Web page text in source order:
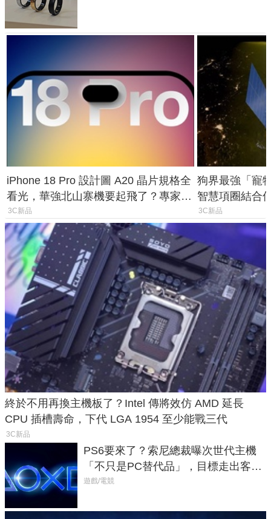
iPhone 18 Pro 設計圖 A20 晶片規格全
看光，華強北山寨機要起飛了？專家曝
山寨機無法復刻兩大關鍵
3C新品
狗界最強「寵
智慧項圈結合
谷也能精準找
3C新品
終於不用再換主機板了？Intel 傳將效仿 AMD 延長
CPU 插槽壽命，下代 LGA 1954 至少能戰三代
3C新品
PS6要來了？索尼總裁曝次世代主機
「不只是PC替代品」，目標走出客
廳、進軍電競桌面
遊戲/電競